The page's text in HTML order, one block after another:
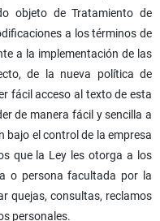
objeto de Tratamiento de
a los términos de
a la implementación de las
de la nueva política de
fácil acceso al texto de esta
de manera fácil y sencilla a
bajo el control de la empresa
que la Ley les otorga a los
o persona facultada por la
quejas, consultas, reclamos
personales.